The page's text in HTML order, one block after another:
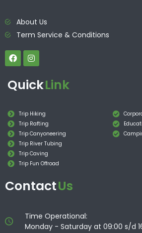
About Us
Term Service & Conditions
QuickLink
Trip Hiking
Trip Rafting
Trip Canyoneering
Trip River Tubing
Trip Caving
Trip Fun Offroad
ContactUs
Time Operational:
Monday - Saturday at 09:00 s/d